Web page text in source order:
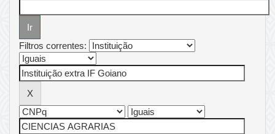
Filtros correntes: